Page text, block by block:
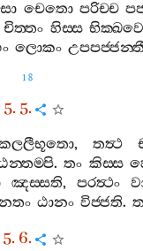
චෙතො පරිච‍්ච
චිත‍්තං හිස‍්ස භික‍්ඛවෙ
ලොකං
18
5.
, තත්‍ථ
.තං කිස‍්ස
ඤස‍්සති, පරත්‍ථං
ඨානං විජ‍්ජති.
6.